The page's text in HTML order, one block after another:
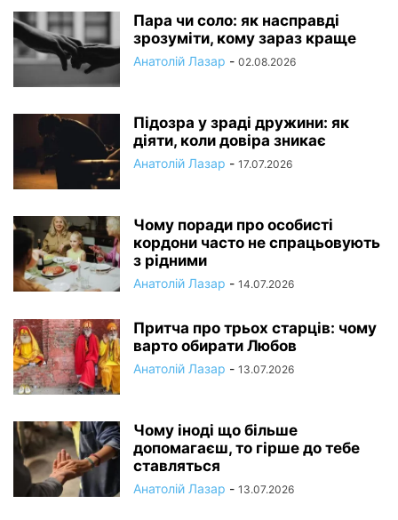
Пара чи соло: як насправді
зрозуміти, кому зараз краще
Анатолій Лазар - 02.08.2026
Підозра у зраді дружини: як
діяти, коли довіра зникає
Анатолій Лазар - 17.07.2026
Чому поради про особисті
кордони часто не спрацьовують
з рідними
Анатолій Лазар - 14.07.2026
Притча про трьох старців: чому
варто обирати Любов
Анатолій Лазар - 13.07.2026
Чому іноді що більше
допомагаєш, то гірше до тебе
ставляться
Анатолій Лазар - 13.07.2026